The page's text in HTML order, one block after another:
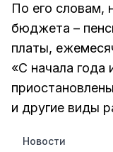
По его словам,
бюджета –
платы,
«С начала года
и другие виды
Новости